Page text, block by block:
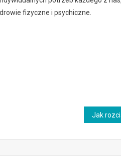
fizyczne i psychiczne.